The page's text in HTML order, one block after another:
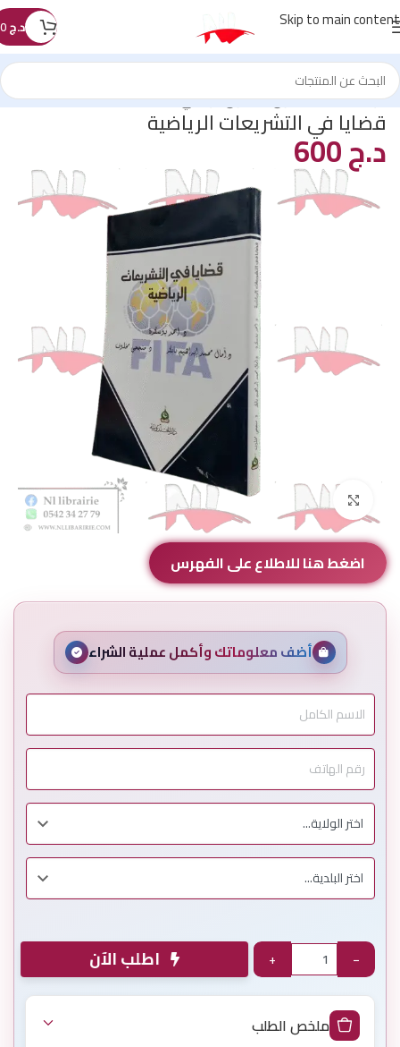
Skip to main content د.ج
الرئيسية/كتب القانون/القانون الرياضي
قضايا في التشريعات الرياضية
د.ج600
Click to enlarge
اضغط هنا للاطلاع على الفهرس
أضف معلوماتك وأكمل عملية الشراء
−
+ اطلب الآن
ملخص الطلب